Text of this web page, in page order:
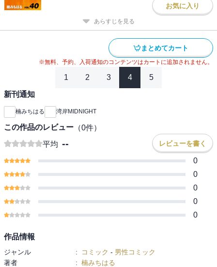
お気に入り
あらすじを見る
まとめてカート
※無料、予約、入荷通知のコンテンツはカートに追加されません。
1 2 3 4 5
新刊通知
楠みちはる 湾岸MIDNIGHT
この作品のレビュー （0件）
平均 -- レビューを書く
0
0
0
0
0
作品情報
ジャンル : コミック - 男性コミック
著者
: 楠みちはる